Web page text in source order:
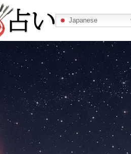
Japanese
あなたの所属部屋を探そ